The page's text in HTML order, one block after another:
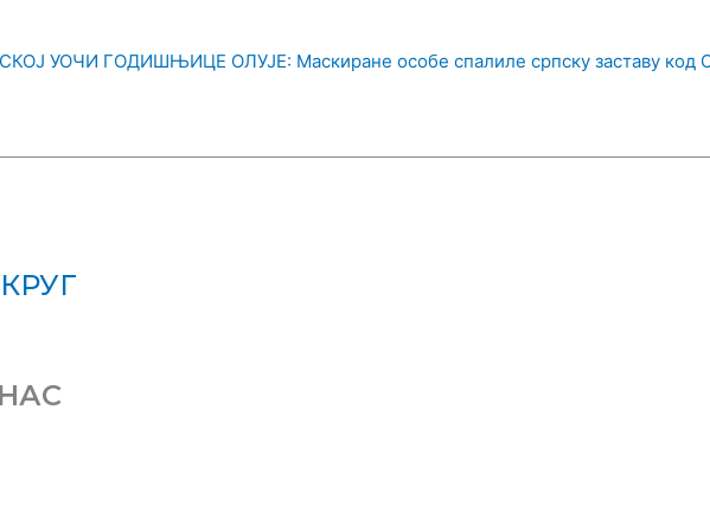
УОЧИ ГОДИШЊИЦЕ ОЛУЈЕ: Маскиране особе спалиле српску заставу код